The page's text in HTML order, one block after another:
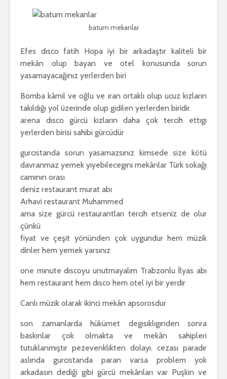
batum mekanlar
Efes dısco fatih Hopa iyi bir arkadaştır kaliteli bir
mekân olup bayan ve otel konusunda sorun
yasamayacağınız yerlerden biri
Bomba kâmil ve oğlu ve ıran ortaklı olup ucuz kızların
takıldığı yol üzerinde olup gidilen yerlerden biridir
arena dısco gürcü kızların daha çok tercih ettıgı
yerlerden birisi sahibi gürcüdür
gurcıstanda sorun yasamazsınız kimsede size kötü
davranmaz yemek yıyebılecegını mekânlar Türk sokağı
camının orası
deniz restaurant murat abı
Arhavi restaurant Muhammed
ama size gürcü restaurantları tercih etseniz de olur
çünkü
fiyat ve çeşit yönünden çok uygundur hem müzik
dinler hem yemek yarsınız
one mınute dıscoyu unutmayalım Trabzonlu İlyas abı
hem restaurant hem dısco hem otel iyi bir yerdir
Canlı müzik olarak ikinci mekân apsorosdur
son zamanlarda hükümet degısıklıgınden sonra
baskınlar çok olmakta ve mekân sahipleri
tutuklanmıştır pezevenklıkten dolayı. cezası paradır
aslında gurcıstanda paran varsa problem yok
arkadasın dediği gibi gürcü mekânları var Puşkin ve